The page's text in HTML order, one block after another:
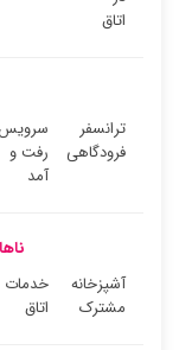
اتاق
ترانسفر
فرودگاهی
سرویس
رفت و
آمد
آشپزخانه
مشترک
خدمات
اتاق